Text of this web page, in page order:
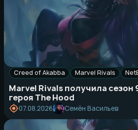
Creed of Akabba Marvel Rivals
Marvel Rivals получила сезон
героя The Hood
07.08.2026 Семён Васильев